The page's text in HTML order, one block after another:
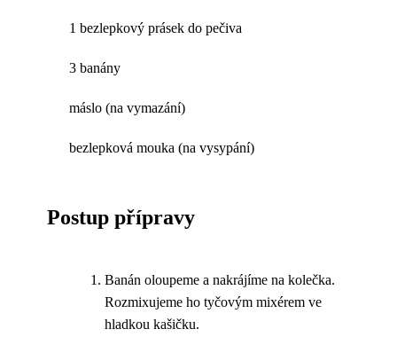
1 bezlepkový prásek do pečiva
3 banány
máslo (na vymazání)
bezlepková mouka (na vysypání)
Postup přípravy
Banán oloupeme a nakrájíme na kolečka.
Rozmixujeme ho tyčovým mixérem ve
hladkou kašičku.